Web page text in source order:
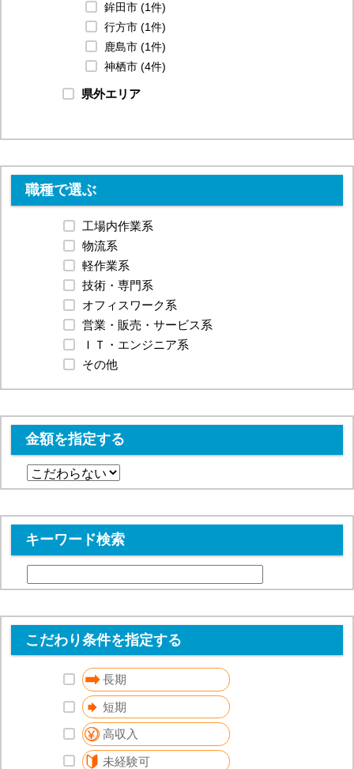
鉾田市 (1件)
行方市 (1件)
鹿島市 (1件)
神栖市 (4件)
県外エリア
職種で選ぶ
工場内作業系
物流系
軽作業系
技術・専門系
オフィスワーク系
営業・販売・サービス系
ＩＴ・エンジニア系
その他
金額を指定する
キーワード検索
こだわり条件を指定する
長期
短期
高収入
未経験可